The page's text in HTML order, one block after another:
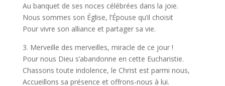
Au banquet de ses noces célébrées dans la joie.
Nous sommes son Église, l’Épouse qu’il choisit
Pour vivre son alliance et partager sa vie.
3. Merveille des merveilles, miracle de ce jour !
Pour nous Dieu s’abandonne en cette Eucharistie.
Chassons toute indolence, le Christ est parmi nous,
Accueillons sa présence et offrons-nous à lui.